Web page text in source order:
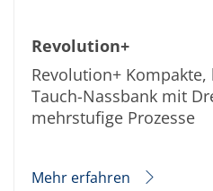
Revolution+
Revolution+
Tauch-Nassbank mit
mehrstufige Prozesse
Mehr erfahren